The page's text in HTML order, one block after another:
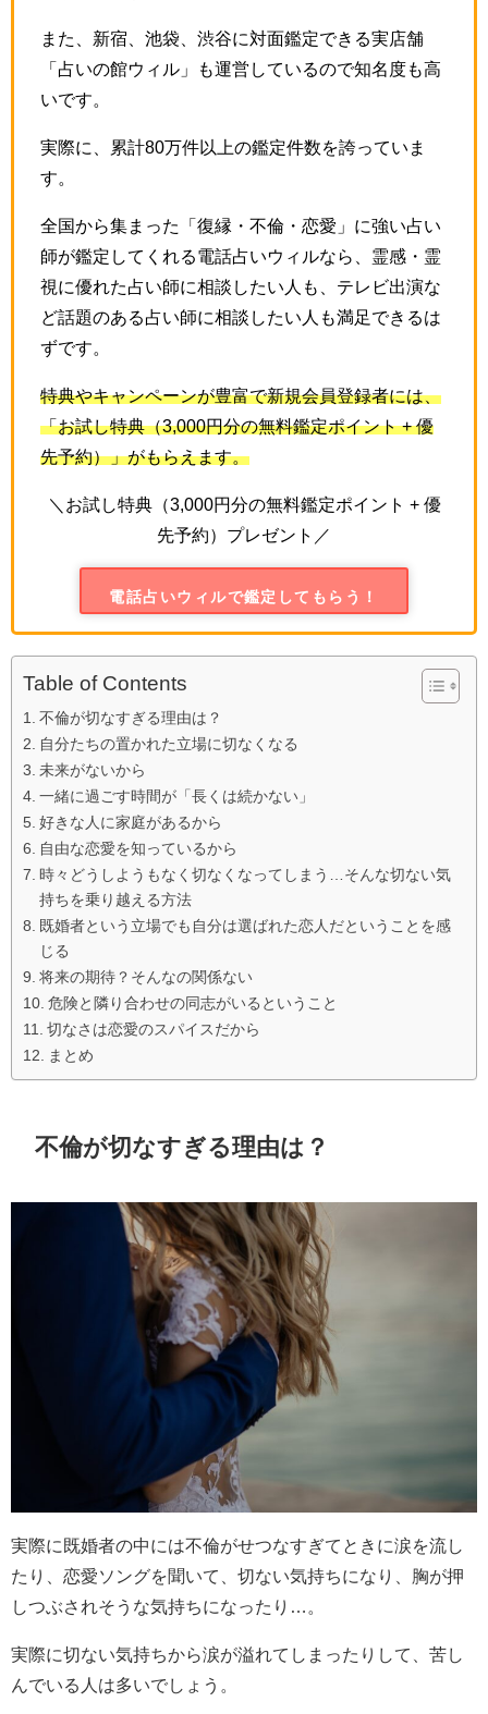
また、新宿、池袋、渋谷に対面鑑定できる実店舗
「占いの館ウィル」も運営しているので知名度も高
いです。
実際に、累計80万件以上の鑑定件数を誇っていま
す。
全国から集まった「復縁・不倫・恋愛」に強い占い
師が鑑定してくれる電話占いウィルなら、霊感・霊
視に優れた占い師に相談したい人も、テレビ出演な
ど話題のある占い師に相談したい人も満足できるは
ずです。
特典やキャンペーンが豊富で新規会員登録者には、
「お試し特典（3,000円分の無料鑑定ポイント+優
先予約）」がもらえます。
＼お試し特典（3,000円分の無料鑑定ポイント + 優
先予約）プレゼント／
電話占いウィルで鑑定してもらう！
Table of Contents
不倫が切なすぎる理由は？
自分たちの置かれた立場に切なくなる
未来がないから
一緒に過ごす時間が「長くは続かない」
好きな人に家庭があるから
自由な恋愛を知っているから
時々どうしようもなく切なくなってしまう…そんな切ない気
持ちを乗り越える方法
既婚者という立場でも自分は選ばれた恋人だということを感
じる
将来の期待？そんなの関係ない
危険と隣り合わせの同志がいるということ
切なさは恋愛のスパイスだから
まとめ
不倫が切なすぎる理由は？
実際に既婚者の中には不倫がせつなすぎてときに涙を流し
たり、恋愛ソングを聞いて、切ない気持ちになり、胸が押
しつぶされそうな気持ちになったり…。
実際に切ない気持ちから涙が溢れてしまったりして、苦し
んでいる人は多いでしょう。